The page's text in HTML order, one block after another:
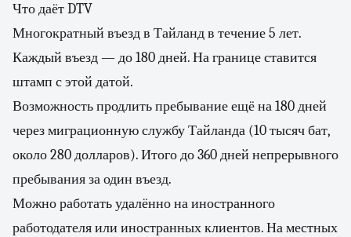
Что даёт DTV
Многократный въезд в Тайланд в течение 5 лет.
Каждый въезд — до 180 дней. На границе ставится
штамп с этой датой.
Возможность продлить пребывание ещё на 180 дней
через миграционную службу Тайланда (10 тысяч бат,
около 280 долларов). Итого до 360 дней непрерывного
пребывания за один въезд.
Можно работать удалённо на иностранного
работодателя или иностранных клиентов. На местных